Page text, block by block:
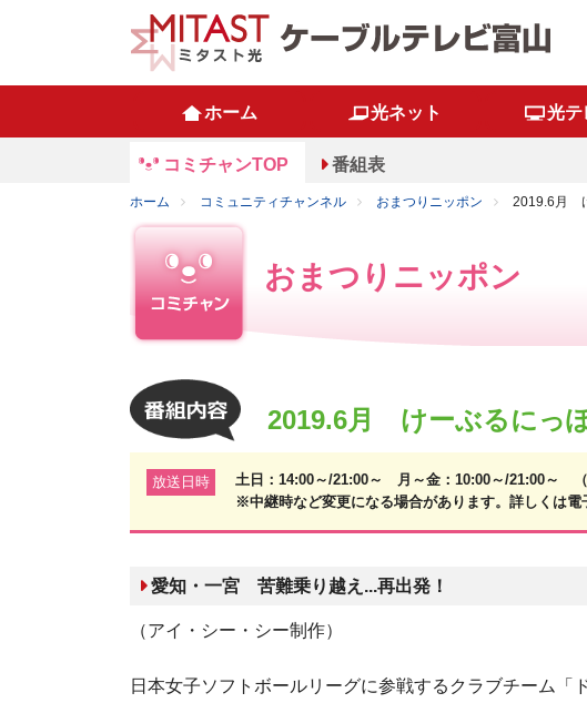
ホーム 光ネット 光テ
コミチャンTOP 番組表
ホーム コミュニティチャンネル おまつりニッポン 2019.6月
おまつりニッポン
2019.6月 けーぶるにっ
放送日時
土日：14:00～/21:00～ 月～金：10:00～/21:00～ （
※中継時など変更になる場合があります。詳しくは電
愛知・一宮 苦難乗り越え...再出発！
（アイ・シー・シー制作）
日本女子ソフトボールリーグに参戦するクラブチーム